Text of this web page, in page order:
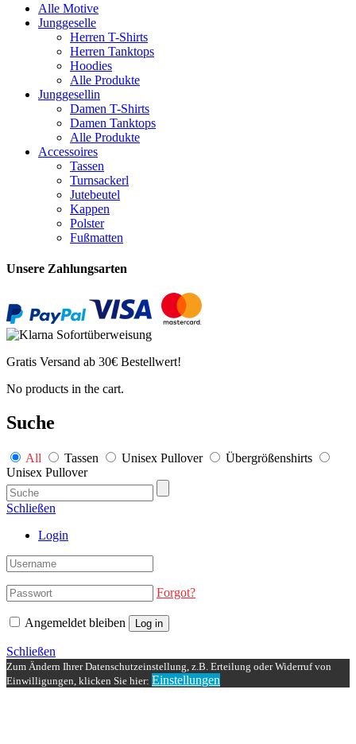
Alle Motive
Junggeselle
Herren T-Shirts
Herren Tanktops
Hoodies
Alle Produkte
Junggesellin
Damen T-Shirts
Damen Tanktops
Alle Produkte
Accessoires
Tassen
Turnsackerl
Jutebeutel
Kappen
Polster
Fußmatten
Unsere Zahlungsarten
Gratis Versand ab 30€ Bestellwert!
No products in the cart.
Suche
All Tassen Unisex Pullover
Übergrößenshirts
Unisex Pullover
Schließen
Login
Forgot?
Angemeldet bleiben Log in
Schließen
Zum Ändern Ihrer Datenschutzeinstellung, z.B. Erteilung oder Widerruf von
Einwilligungen, klicken Sie hier: Einstellungen